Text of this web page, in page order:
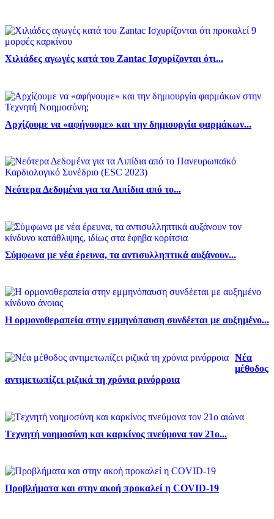
Χιλιάδες αγωγές κατά του Zantac Ισχυρίζονται ότι...
Αρχίζουμε να «αφήνουμε» και την δημιουργία φαρμάκων...
Νεότερα Δεδομένα για τα Λιπίδια από το...
Σύμφωνα με νέα έρευνα, τα αντισυλληπτικά αυξάνουν...
Η ορμονοθεραπεία στην εμμηνόπαυση συνδέεται με αυξημένο...
Νέα
μέθοδος
αντιμετωπίζει ριζικά τη χρόνια ρινόρροια
Tεχνητή νοημοσύνη και καρκίνος πνεύμονα τον 21ο...
Προβλήματα και στην ακοή προκαλεί η COVID-19